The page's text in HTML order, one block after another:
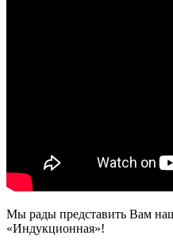
Мы рады представить Вам
«Индукционная»!